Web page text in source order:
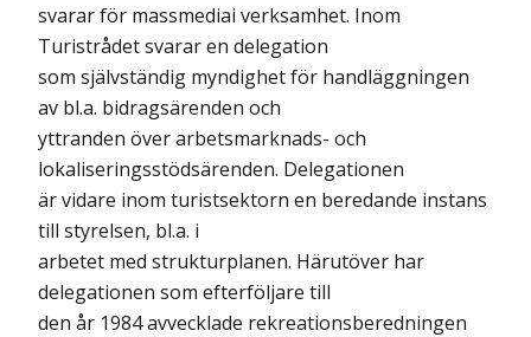
svarar för massmediai verksamhet. Inom
Turistrådet svarar en delegation
som självständig myndighet för handläggningen
av bl.a. bidragsärenden och
yttranden över arbetsmarknads- och
lokaliseringsstödsärenden. Delegationen
är vidare inom turistsektorn en beredande instans
till styrelsen, bl.a. i
arbetet med strukturplanen. Härutöver har
delegationen som efterföljare till
den år 1984 avvecklade rekreationsberedningen